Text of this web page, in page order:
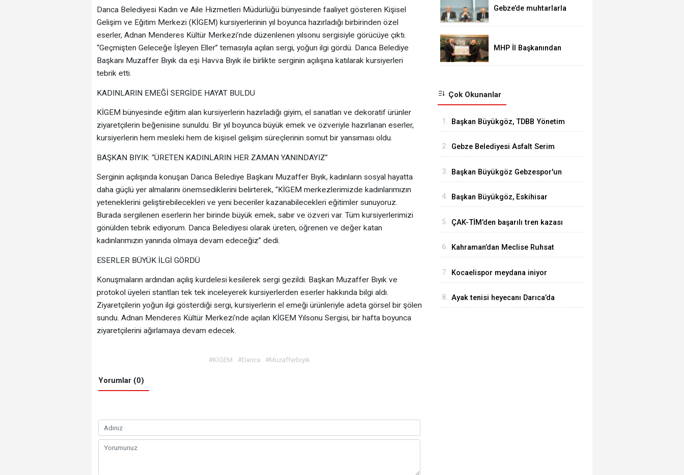
Darıca Belediyesi Kadın ve Aile Hizmetleri Müdürlüğü bünyesinde faaliyet gösteren Kişisel
Gelişim ve Eğitim Merkezi (KİGEM) kursiyerlerinin yıl boyunca hazırladığı birbirinden özel
eserler, Adnan Menderes Kültür Merkezi’nde düzenlenen yılsonu sergisiyle görücüye çıktı.
“Geçmişten Geleceğe İşleyen Eller” temasıyla açılan sergi, yoğun ilgi gördü. Darıca Belediye
Başkanı Muzaffer Bıyık da eşi Havva Bıyık ile birlikte serginin açılışına katılarak kursiyerleri
tebrik etti.
KADINLARIN EMEĞİ SERGİDE HAYAT BULDU
KİGEM bünyesinde eğitim alan kursiyerlerin hazırladığı giyim, el sanatları ve dekoratif ürünler
ziyaretçilerin beğenisine sunuldu. Bir yıl boyunca büyük emek ve özveriyle hazırlanan eserler,
kursiyerlerin hem mesleki hem de kişisel gelişim süreçlerinin somut bir yansıması oldu.
BAŞKAN BIYIK: “ÜRETEN KADINLARIN HER ZAMAN YANINDAYIZ”
Serginin açılışında konuşan Darıca Belediye Başkanı Muzaffer Bıyık, kadınların sosyal hayatta
daha güçlü yer almalarını önemsediklerini belirterek, “KİGEM merkezlerimizde kadınlarımızın
yeteneklerini geliştirebilecekleri ve yeni beceriler kazanabilecekleri eğitimler sunuyoruz.
Burada sergilenen eserlerin her birinde büyük emek, sabır ve özveri var. Tüm kursiyerlerimizi
gönülden tebrik ediyorum. Darıca Belediyesi olarak üreten, öğrenen ve değer katan
kadınlarımızın yanında olmaya devam edeceğiz” dedi.
ESERLER BÜYÜK İLGİ GÖRDÜ
Konuşmaların ardından açılış kurdelesi kesilerek sergi gezildi. Başkan Muzaffer Bıyık ve
protokol üyeleri stantları tek tek inceleyerek kursiyerlerden eserler hakkında bilgi aldı.
Ziyaretçilerin yoğun ilgi gösterdiği sergi, kursiyerlerin el emeği ürünleriyle adeta görsel bir şölen
sundu. Adnan Menderes Kültür Merkezi’nde açılan KİGEM Yılsonu Sergisi, bir hafta boyunca
ziyaretçilerini ağırlamaya devam edecek.
#KİGEM #Darıca #Muzafferbıyık
Yorumlar (0)
Gebze’de muhtarlarla
MHP İl Başkanından
Çok Okunanlar
1. Başkan Büyükgöz, TDBB Yönetim
2. Gebze Belediyesi Asfalt Serim
3. Başkan Büyükgöz Gebzespor'un
4. Başkan Büyükgöz, Eskihisar
Parkı'nda Vatandaşlarla Bir Araya
5. ÇAK-TİM’den başarılı tren kazası
6. Kahraman’dan Meclise Ruhsat
7. Kocaelispor meydana iniyor
8. Ayak tenisi heyecanı Darıca’da